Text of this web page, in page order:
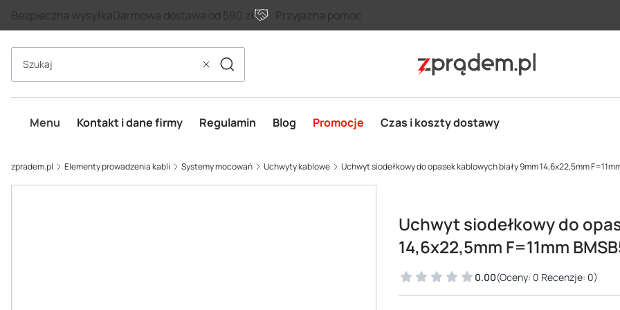
Bezpieczna wysyłkaDarmowa dostawa od 590 zł Przyjazna pomoc
WyczyśćSzukaj
Menu Kontakt i dane firmy Regulamin Blog Promocje Czas i koszty dostawy
zpradem.pl Elementy prowadzenia kabli Systemy mocowań Uchwyty kablowe Uchwyt siodełkowy do opasek kablowych biały 9mm 14,6x22,5mm
Uchwyt siodełkowy do
14,6x22,5mm F=11mm
0.00(Oceny: 0 Recenzje: 0)